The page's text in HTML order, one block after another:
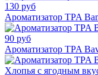
130 руб
Ароматизатор TPA
90 руб
Ароматизатор TPA